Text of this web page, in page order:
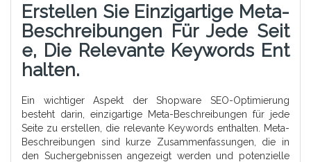
Erstellen Sie Einzigartige Meta-
Beschreibungen Für Jede Seit
E, Die Relevante Keywords Ent
Halten.
Ein wichtiger Aspekt der Shopware SEO-Optimierung
besteht darin, einzigartige Meta-Beschreibungen für jede
Seite zu erstellen, die relevante Keywords enthalten. Meta-
Beschreibungen sind kurze Zusammenfassungen, die in
den Suchergebnissen angezeigt werden und potenzielle